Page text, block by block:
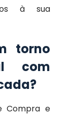
à sua
torno
com
Compra e